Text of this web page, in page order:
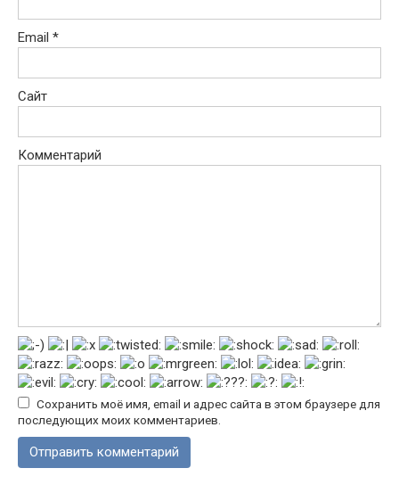
Email *
Сайт
Комментарий
Сохранить моё имя, email и адрес сайта в этом браузере для
последующих моих комментариев.